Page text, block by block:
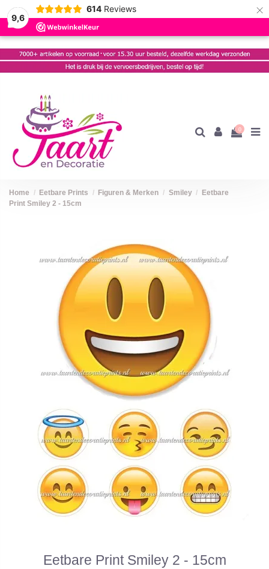
9,6
614 Reviews ×
0
Home Eetbare Prints Figuren & Merken Smiley
Eetbare
Print Smiley 2 - 15cm
Eetbare Print Smiley 2 - 15cm